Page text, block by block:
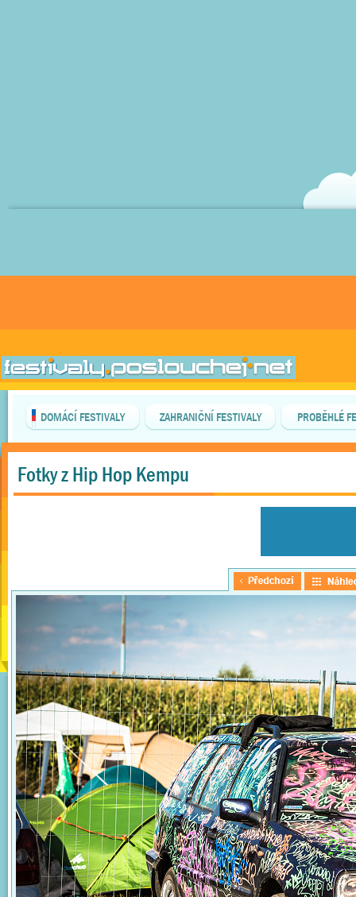
DOMÁCÍ FESTIVALY ZAHRANIČNÍ FESTIVALY PROBĚHLÉ
Fotky z Hip Hop Kempu